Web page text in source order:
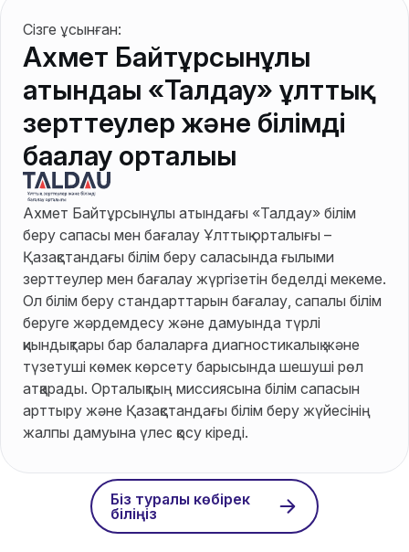
Сізге ұсынған:
Ахмет Байтұрсынұлы
атындағы «Талдау» ұлттық
зерттеулер және білімді
бағалау орталығы
Ахмет Байтұрсынұлы атындағы «Талдау» білім
беру сапасы мен бағалау Ұлттық орталығы –
Қазақстандағы білім беру саласында ғылыми
зерттеулер мен бағалау жүргізетін беделді мекеме.
Ол білім беру стандарттарын бағалау, сапалы білім
беруге жәрдемдесу және дамуында түрлі
қиындықтары бар балаларға диагностикалық және
түзетуші көмек көрсету барысында шешуші рөл
атқарады. Орталықтың миссиясына білім сапасын
арттыру және Қазақстандағы білім беру жүйесінің
жалпы дамуына үлес қосу кіреді.
Біз туралы көбірек
біліңіз